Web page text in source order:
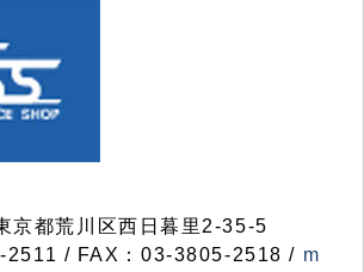
都荒川区西日暮里2-35-5
2511 / FAX：03-3805-2518 / m